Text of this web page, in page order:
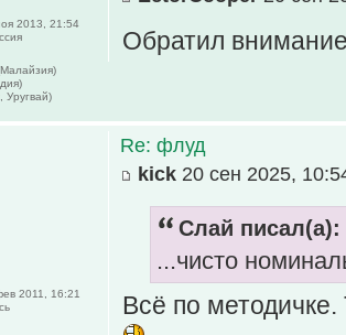
Обратил
2013, 21:54
Уругвай)
Re: флуд
kick 20 сен 2025,
Слай писал(а):
...чисто
Всё по
2011, 16:21